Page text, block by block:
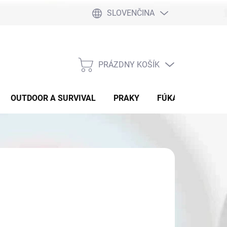
SLOVENČINA
NÁKUPNÝ
PRÁZDNY KOŠÍK
OUTDOOR A SURVIVAL PRAKY FÚKAČKY